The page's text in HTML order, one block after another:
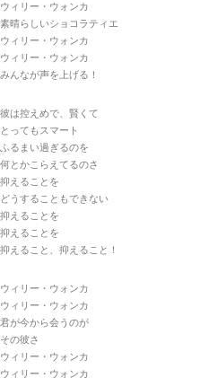
ウィリー・ウォンカ
素晴らしいショコラティエ
ウィリー・ウォンカ
ウィリー・ウォンカ
みんなが声を上げる！
彼は控えめで、賢くて
とってもスマート
ふるまい過ぎるのを
何とかこらえてるのさ
抑えることを
どうすることもできない
抑えることを
抑えることを
抑えること、抑えること！
ウィリー・ウォンカ
ウィリー・ウォンカ
君が今から会うのが
その彼さ
ウィリー・ウォンカ
ウィリー・ウォンカ